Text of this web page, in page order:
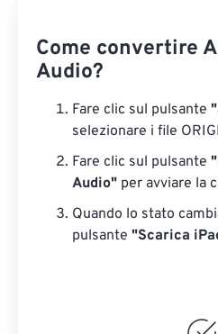
Come convertire
Audio?
Fare clic sul pulsante
selezionare i file
Fare clic sul pulsante
Audio" per avviare la
Quando lo stato
pulsante "Scarica